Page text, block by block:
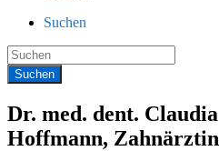
Suchen
Dr. med. dent. Claudia
Hoffmann, Zahnärztin